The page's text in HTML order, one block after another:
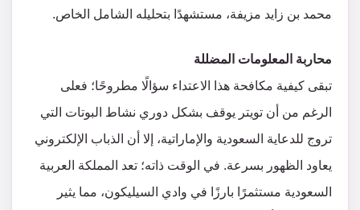
محمد بن زايد مزيفة، مستشهدًا بتحليله الشامل الخاص.
محاربة المعلومات المضللة
تبقى كيفية مكافحة هذا الاعتداء سؤالًا مطروحًا؛ فعلى
الرغم من أن تويتر يوقف بشكل دوري نشاط البوتات التي
تروج للدعاية السعودية والإماراتية، إلا أن الذباب الإلكتروني
يعاود الظهور بسرعة. في الوقت ذاته؛ تعد المملكة العربية
السعودية مستثمرًا بارزًا في وادي السيليكون، مما يثير